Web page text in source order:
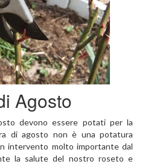
Agosto
devono essere potati per la
di agosto non è una potatura
intervento molto importante dal
la salute del nostro roseto e